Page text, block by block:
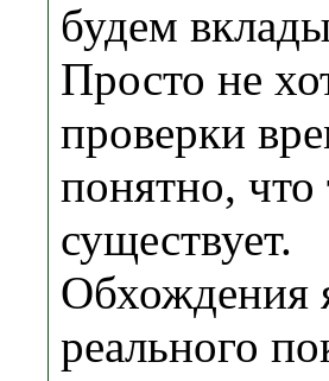
будем
Просто не
проверки
понятно, что
существует.
Обхождения
реального